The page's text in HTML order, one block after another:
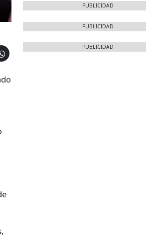
PUBLICIDAD
PUBLICIDAD
PUBLICIDAD